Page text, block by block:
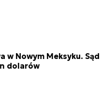
w Nowym Meksyku. Sąd
dolarów